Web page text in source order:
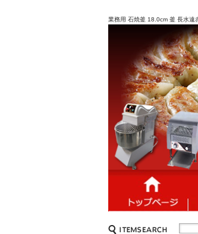
業務用 石焼釜 18.0cm 釜 長水